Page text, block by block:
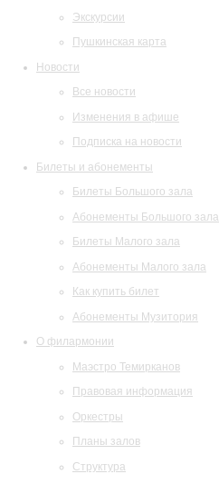
Экскурсии
Пушкинская карта
Новости
Все новости
Изменения в афише
Подписка на новости
Билеты и абонементы
Билеты Большого зала
Абонементы Большого зала
Билеты Малого зала
Абонементы Малого зала
Как купить билет
Абонементы Музитория
О филармонии
Маэстро Темирканов
Правовая информация
Оркестры
Планы залов
Структура